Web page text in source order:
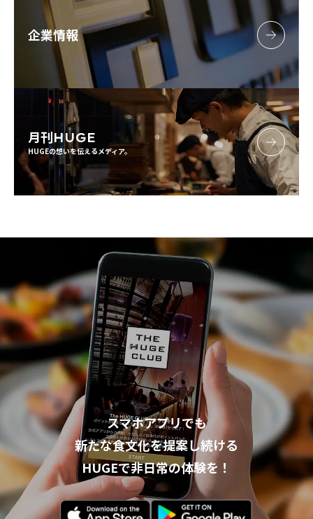
企業情報
月刊HUGE
HUGEの想いを伝えるメディア。
スマホアプリでも
新たな食文化を提案し続ける
HUGEで非日常の体験を！